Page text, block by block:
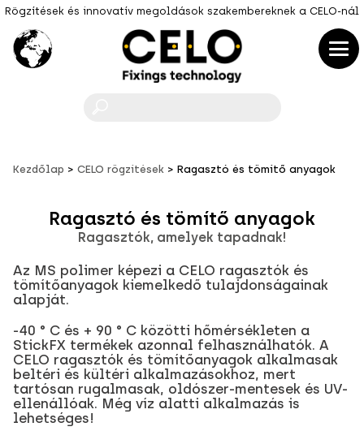
Rögzítések és innovatív megoldások szakembereknek a CELO-nál
Kezdőlap CELO rögzítések Ragasztó és tömítő anyagok
Ragasztó és tömítő anyagok
Ragasztók, amelyek tapadnak!
Az MS polimer képezi a CELO ragasztók és
tömítőanyagok kiemelkedő tulajdonságainak
alapját.
-40 ° C és + 90 ° C közötti hőmérsékleten a
StickFX termékek azonnal felhasználhatók. A
CELO ragasztók és tömítőanyagok alkalmasak
beltéri és kültéri alkalmazásokhoz, mert
tartósan rugalmasak, oldószer-mentesek és UV-
ellenállóak. Még víz alatti alkalmazás is
lehetséges!